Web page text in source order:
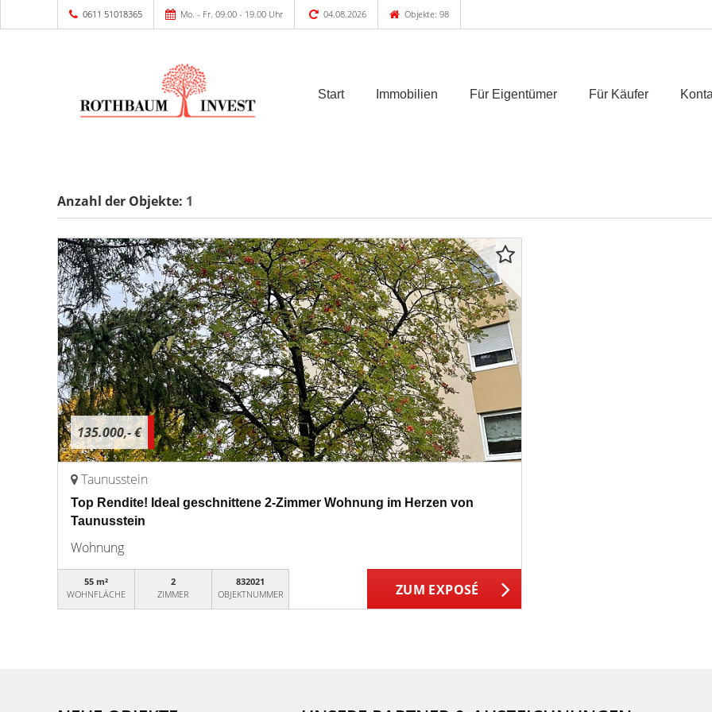
0611 51018365 Mo. - Fr. 09.00 - 19.00 Uhr 04.08.2026 Objekte: 98
Start Immobilien Für Eigentümer Für Käufer
Anzahl der Objekte: 1
135.000,- €
Taunusstein
Top Rendite! Ideal geschnittene 2-Zimmer Wohnung im Herzen von
Taunusstein
Wohnung
55 m²
WOHNFLÄCHE
2
ZIMMER
832021
OBJEKTNUMMER
ZUM EXPOSÉ